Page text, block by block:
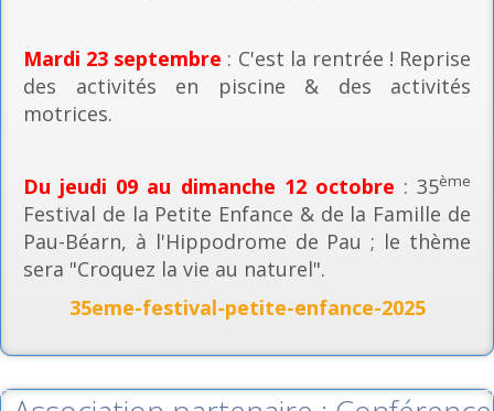
Mardi 23 septembre : C'est la rentrée ! Reprise
des activités en piscine & des activités
motrices.
Du jeudi 09 au dimanche 12 octobre : 35ème
Festival de la Petite Enfance & de la Famille de
Pau-Béarn, à l'Hippodrome de Pau ; le thème
sera "Croquez la vie au naturel".
35eme-festival-petite-enfance-2025